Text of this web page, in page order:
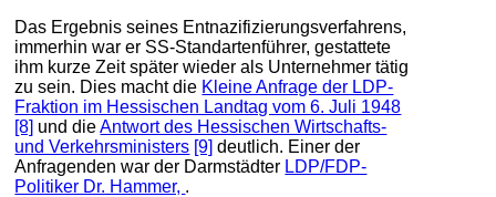
Das Ergebnis seines Entnazifizierungsverfahrens,
immerhin war er SS-Standartenführer, gestattete
ihm kurze Zeit später wieder als Unternehmer tätig
zu sein. Dies macht die Kleine Anfrage der LDP-
Fraktion im Hessischen Landtag vom 6. Juli 1948
[8] und dieAntwort des Hessischen Wirtschafts-
und Verkehrsministers [9] deutlich. Einer der
Anfragenden war der Darmstädter LDP/FDP-
Politiker Dr. Hammer, .